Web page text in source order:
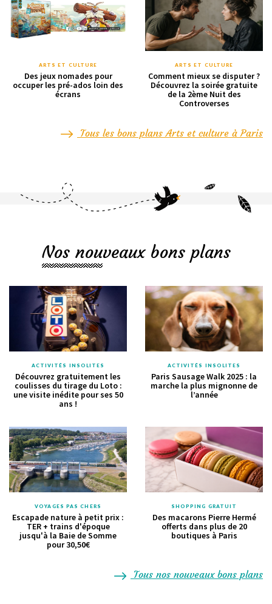
ARTS ET CULTURE
Des jeux nomades pour
occuper les pré-ados loin des
écrans
ARTS ET CULTURE
Comment mieux se disputer ?
Découvrez la soirée gratuite
de la 2ème Nuit des
Controverses
Tous les bons plans Arts et culture à Paris
Nos nouveaux bons plans
ACTIVITÉS INSOLITES
Découvrez gratuitement les
coulisses du tirage du Loto :
une visite inédite pour ses 50
ans !
ACTIVITÉS INSOLITES
Paris Sausage Walk 2025 : la
marche la plus mignonne de
l’année
VOYAGES PAS CHERS
Escapade nature à petit prix :
TER + trains d'époque
jusqu'à la Baie de Somme
pour 30,50€
SHOPPING GRATUIT
Des macarons Pierre Hermé
offerts dans plus de 20
boutiques à Paris
Tous nos nouveaux bons plans